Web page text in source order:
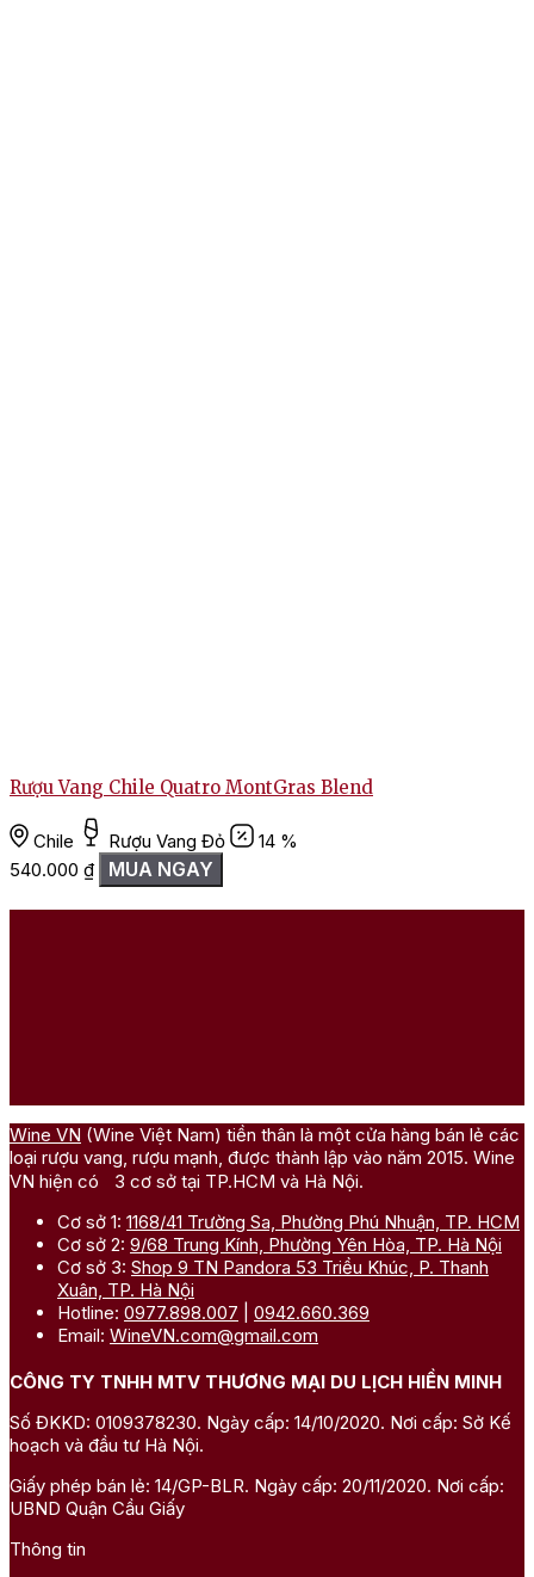
Rượu Vang Chile Quatro MontGras Blend
Chile Rượu Vang Đỏ
14 %
540.000 ₫ MUA NGAY
Wine VN (Wine Việt Nam) tiền thân là một cửa hàng bán lẻ các
loại rượu vang, rượu mạnh, được thành lập vào năm 2015. Wine
VN hiện có 3 cơ sở tại TP.HCM và Hà Nội.
Cơ sở 1: 1168/41 Trường Sa, Phường Phú Nhuận, TP. HCM
Cơ sở 2: 9/68 Trung Kính, Phường Yên Hòa, TP. Hà Nội
Cơ sở 3: Shop 9 TN Pandora 53 Triều Khúc, P. Thanh
Xuân, TP. Hà Nội
Hotline: 0977.898.007
0942.660.369
Email: WineVN.com@gmail.com
CÔNG TY TNHH MTV THƯƠNG MẠI DU LỊCH HIỀN MINH
Số ĐKKD: 0109378230. Ngày cấp: 14/10/2020. Nơi cấp: Sở Kế
hoạch và đầu tư Hà Nội.
Giấy phép bán lẻ: 14/GP-BLR. Ngày cấp: 20/11/2020. Nơi cấp:
UBND Quận Cầu Giấy
Thông tin